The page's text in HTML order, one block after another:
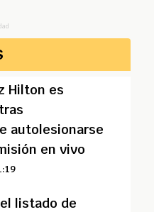
Hilton es
autolesionarse
en vivo
listado de